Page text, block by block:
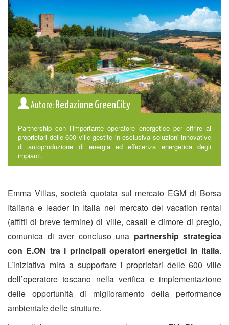
Autore: Redazione GreenCity
Partnership con l’importante operatore energetico per offrire ai
proprietari delle 600 ville gestite in esclusiva soluzioni innovative
di autoproduzione di energia ed efficienza energetica degli
impianti.
Emma Villas, società quotata sul mercato EGM di Borsa
Italiana e leader in Italia nel mercato del vacation rental
(affitti di breve termine) di ville, casali e dimore di pregio,
comunica di aver concluso una partnership strategica
con E.ON tra i principali operatori energetici in Italia.
L’iniziativa mira a supportare i proprietari delle 600 ville
dell’operatore toscano nella verifica e implementazione
delle opportunità di miglioramento della performance
ambientale delle strutture.